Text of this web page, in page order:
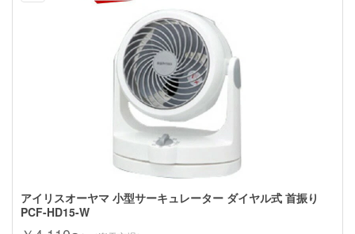
アイリスオーヤマ 小型サーキュレーター ダイヤル式 首振り
PCF-HD15-W